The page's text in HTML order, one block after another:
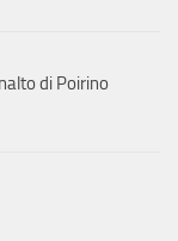
di Poirino